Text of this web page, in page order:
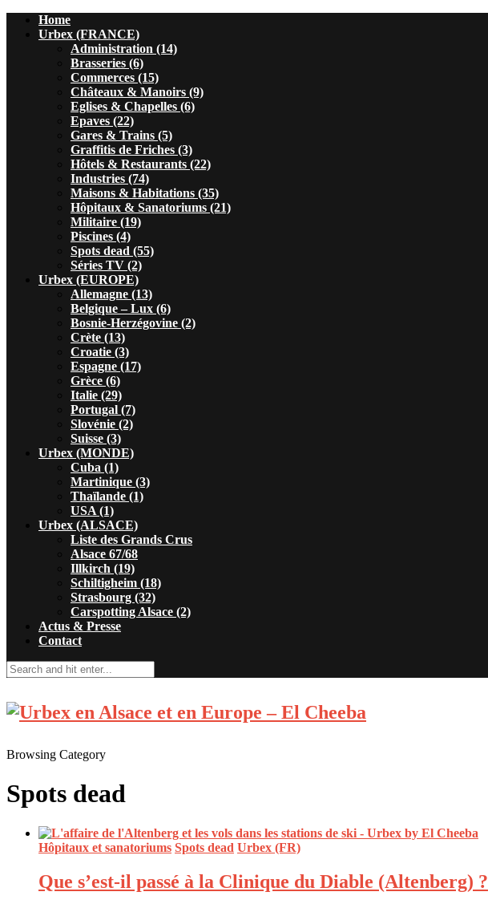
Home
Urbex (FRANCE)
Administration (14)
Brasseries (6)
Commerces (15)
Châteaux & Manoirs (9)
Eglises & Chapelles (6)
Epaves (22)
Gares & Trains (5)
Graffitis de Friches (3)
Hôtels & Restaurants (22)
Industries (74)
Maisons & Habitations (35)
Hôpitaux & Sanatoriums (21)
Militaire (19)
Piscines (4)
Spots dead (55)
Séries TV (2)
Urbex (EUROPE)
Allemagne (13)
Belgique – Lux (6)
Bosnie-Herzégovine (2)
Crète (13)
Croatie (3)
Espagne (17)
Grèce (6)
Italie (29)
Portugal (7)
Slovénie (2)
Suisse (3)
Urbex (MONDE)
Cuba (1)
Martinique (3)
Thaïlande (1)
USA (1)
Urbex (ALSACE)
Liste des Grands Crus
Alsace 67/68
Illkirch (19)
Schiltigheim (18)
Strasbourg (32)
Carspotting Alsace (2)
Actus & Presse
Contact
Browsing Category
Spots dead
Hôpitaux et sanatoriums Spots dead Urbex (FR)
Que s’est-il passé à la Clinique du Diable (Altenberg) ?